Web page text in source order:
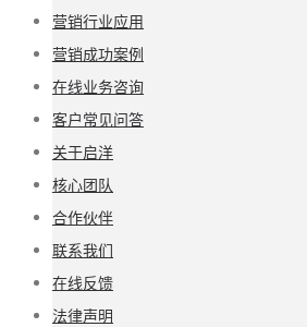
营销行业应用
营销成功案例
在线业务咨询
客户常见问答
关于启洋
核心团队
合作伙伴
联系我们
在线反馈
法律声明